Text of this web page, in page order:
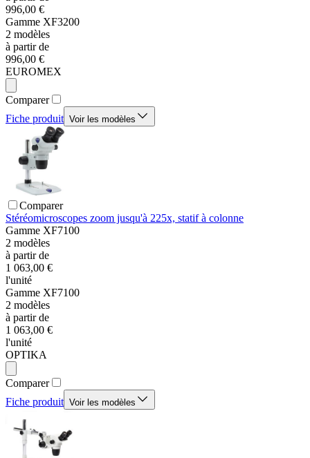
996,00 €
Gamme XF3200
2 modèles
à partir de
996,00 €
EUROMEX
Comparer
Fiche produit Voir les modèles
Comparer
Stéréomicroscopes zoom jusqu'à 225x, statif à colonne
Gamme XF7100
2 modèles
à partir de
1 063,00 €
l'unité
Gamme XF7100
2 modèles
à partir de
1 063,00 €
l'unité
OPTIKA
Comparer
Fiche produit Voir les modèles